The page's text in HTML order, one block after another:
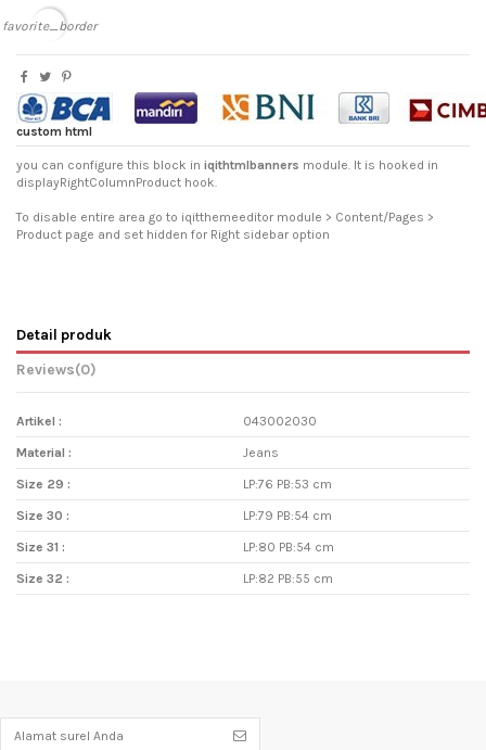
favorite_border
custom html
you can configure this block in iqithtmlbanners module. It is hooked in
displayRightColumnProduct hook.
To disable entire area go to iqitthemeeditor module > Content/Pages >
Product page and set hidden for Right sidebar option
Detail produk
Reviews(0)
Artikel : 043002030
Material : Jeans
Size 29 : LP:76 PB:53 cm
Size 30 : LP:79 PB:54 cm
Size 31 : LP:80 PB:54 cm
Size 32 : LP:82 PB:55 cm